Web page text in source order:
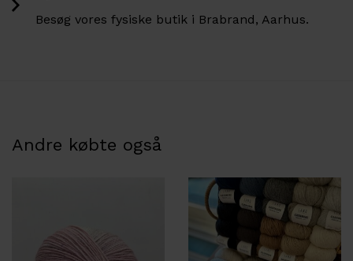
Besøg vores fysiske butik i Brabrand, Aarhus.
Andre købte også